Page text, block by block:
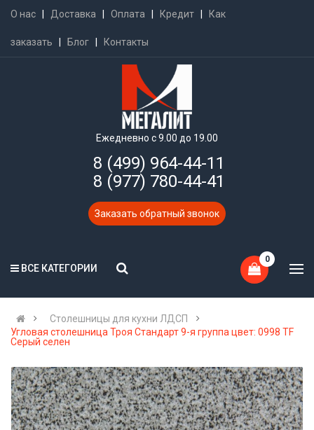
О нас Доставка Оплата Кредит Как
заказать Блог Контакты
Ежедневно с 9.00 до 19.00
8 (499) 964-44-11
8 (977) 780-44-41
Заказать обратный звонок
ВСЕ КАТЕГОРИИ
0
Cтолешницы для кухни ЛДСП
Угловая столешница Троя Стандарт 9-я группа цвет: 0998 TF
Серый селен